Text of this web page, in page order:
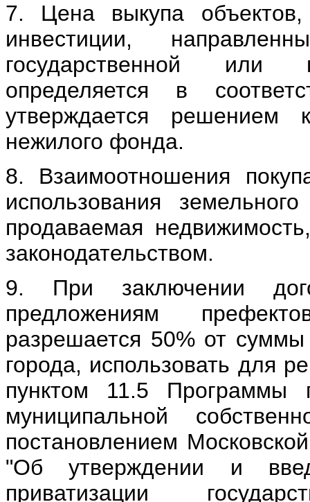
7. Цена выкупа
инвестиции,
государственной или
определяется в
утверждается решением
нежилого фонда.
8. Взаимоотношения
использования
продаваемая
законодательством.
9. При заключении
предложениям
разрешается 50% от
города, использовать для
пунктом 11.5 Программы
муниципальной
постановлением
"Об утверждении и
приватизации